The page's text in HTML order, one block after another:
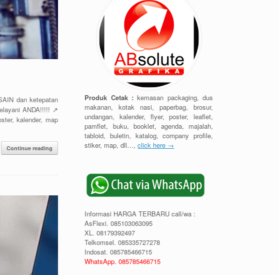
dan ketepatan
ANDA!!!!! ↗️
kalender, map
Continue reading
Produk Cetak : kemasan packaging, dus
makanan, kotak nasi, paperbag, brosur,
undangan, kalender, flyer, poster, leaflet,
pamflet, buku, booklet, agenda, majalah,
tabloid, buletin, katalog, company profile,
stiker, map, dll…,click here →
Informasi HARGA TERBARU call/wa :
AsFlexi. 085103063095
XL. 08179392497
Telkomsel. 085335727278
Indosat. 085785466715
WhatsApp. 085785466715